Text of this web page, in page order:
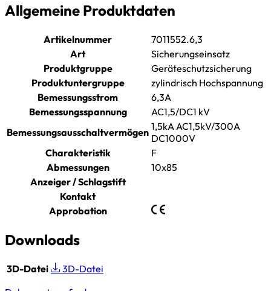
Allgemeine Produktdaten
Artikelnummer
7011552.6,3
Art
Sicherungseinsatz
Produktgruppe
Geräteschutzsicherung
Produktuntergruppe
zylindrisch Hochspannung
Bemessungsstrom
6,3A
Bemessungsspannung
AC1,5/DC1 kV
Bemessungsausschaltvermögen 1,5kA AC1,5kV/300A
DC1000V
Charakteristik
F
Abmessungen
10x85
Anzeiger / Schlagstift
Kontakt
Approbation
Downloads
3D-Datei
3D-Datei